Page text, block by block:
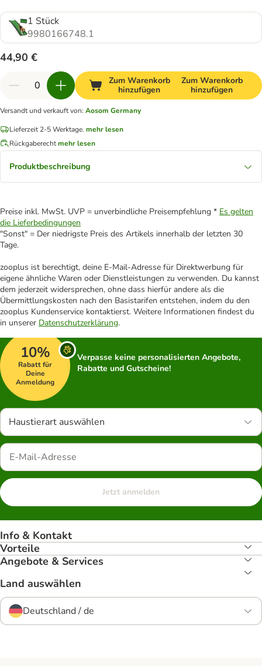
1 Stück
9980166748.1
44,90 €
Zum Warenkorb
hinzufügen
Zum Warenkorb
hinzufügen
Versandt und verkauft von: Aosom Germany
Lieferzeit 2-5 Werktage. mehr lesen
Rückgaberechtmehr lesen
Produktbeschreibung
Preise inkl. MwSt. UVP = unverbindliche Preisempfehlung * Es gelten
die Lieferbedingungen
"Sonst" = Der niedrigste Preis des Artikels innerhalb der letzten 30
Tage.
zooplus ist berechtigt, deine E-Mail-Adresse für Direktwerbung für
eigene ähnliche Waren oder Dienstleistungen zu verwenden. Du kannst
dem jederzeit widersprechen, ohne dass hierfür andere als die
Übermittlungskosten nach den Basistarifen entstehen, indem du den
zooplus Kundenservice kontaktierst. Weitere Informationen findest du
in unserer Datenschutzerklärung.
10%
Rabatt für
Deine
Anmeldung
Verpasse keine personalisierten Angebote,
Rabatte und Gutscheine!
Haustierart auswählen
Jetzt anmelden
Info & Kontakt
Vorteile
Angebote & Services
Land auswählen
Deutschland / de